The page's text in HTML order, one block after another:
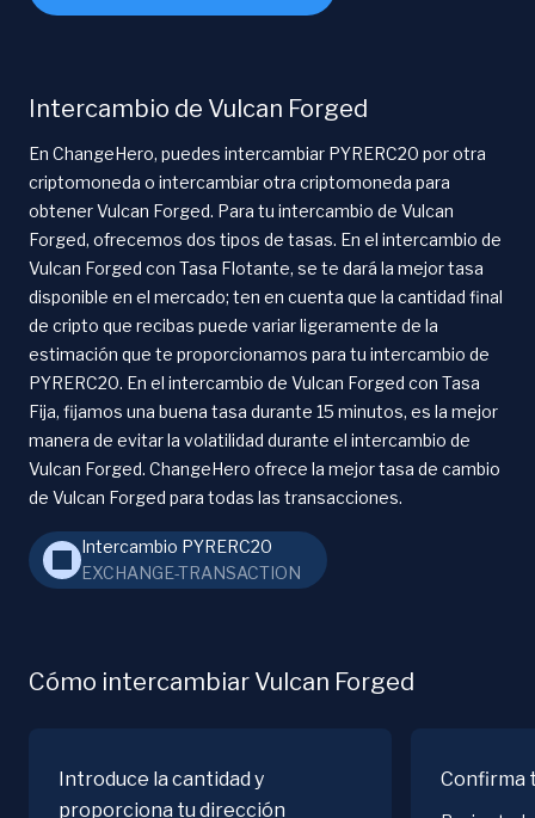
Intercambio de Vulcan Forged
En ChangeHero, puedes intercambiar PYRERC20 por otra
criptomoneda o intercambiar otra criptomoneda para
obtener Vulcan Forged. Para tu intercambio de Vulcan
Forged, ofrecemos dos tipos de tasas. En el intercambio de
Vulcan Forged con Tasa Flotante, se te dará la mejor tasa
disponible en el mercado; ten en cuenta que la cantidad final
de cripto que recibas puede variar ligeramente de la
estimación que te proporcionamos para tu intercambio de
PYRERC20. En el intercambio de Vulcan Forged con Tasa
Fija, fijamos una buena tasa durante 15 minutos, es la mejor
manera de evitar la volatilidad durante el intercambio de
Vulcan Forged. ChangeHero ofrece la mejor tasa de cambio
de Vulcan Forged para todas las transacciones.
Intercambio PYRERC20
EXCHANGE-TRANSACTION
Cómo intercambiar Vulcan Forged
Introduce la cantidad y
proporciona tu dirección
Confirma